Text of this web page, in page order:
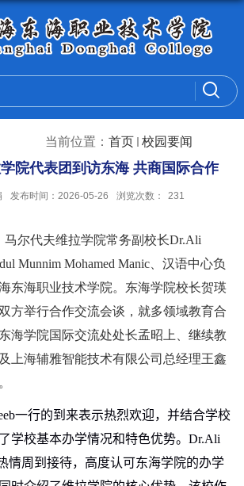
当前位置： 首页 校园要闻
院代表团到访东海 共商国际合作
发布时间：2026-05-26 浏览次数： 231
马尔代夫维拉学院常务副校长Dr.Ali
Munnim Mohamed Manic 、汉语中心负
东海职业技术学院。东海学院校长贺瑛
方举行合作交流会谈，就多领域教育合
海学院国际交流处处长孟昭上、继续教
上海辅雅智能技术有限公司总经理王鑫
一行的到来表示热烈欢迎， 并结合学校
学校基本办学情况和特色优势。 Dr.Ali
情周到接待，高度认可东海学院的办学